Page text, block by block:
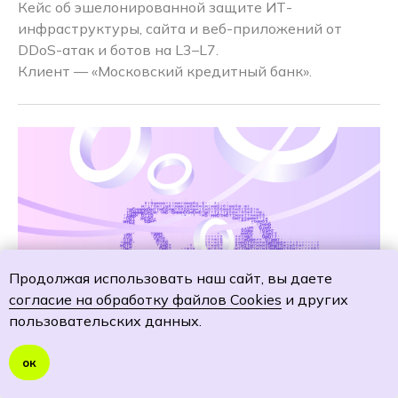
Кейс об эшелонированной защите ИТ-
инфраструктуры, сайта и веб-приложений от
DDoS-атак и ботов на L3–L7.
Клиент — «Московский кредитный банк».
Продолжая использовать наш сайт, вы даете
согласие на обработку файлов Cookies и других
пользовательских данных.
ок